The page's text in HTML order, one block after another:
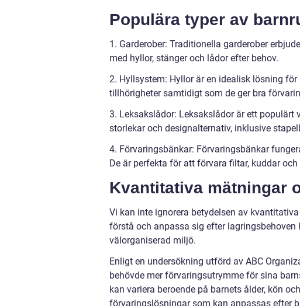
Populära typer av
1. Garderober: Traditionella garderober
med hyllor, stänger och lådor efter behov.
2. Hyllsystem: Hyllor är en idealisk lösning
tillhörigheter samtidigt som de ger bra
3. Leksakslådor: Leksakslådor är ett
storlekar och designalternativ, inklusive
4. Förvaringsbänkar: Förvaringsbänkar
De är perfekta för att förvara filtar, kuddar
Kvantitativa mätningar
Vi kan inte ignorera betydelsen av
förstå och anpassa sig efter
välorganiserad miljö.
Enligt en undersökning utförd av ABC
behövde mer förvaringsutrymme för sina
kan variera beroende på barnets ålder, kön
förvaringslösningar som kan anpassas efter